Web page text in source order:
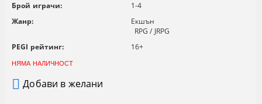
Брой играчи:
1-4
Жанр:
Екшън
RPG / JRPG
PEGI рейтинг:
16+
НЯМА НАЛИЧНОСТ
Добави в желани